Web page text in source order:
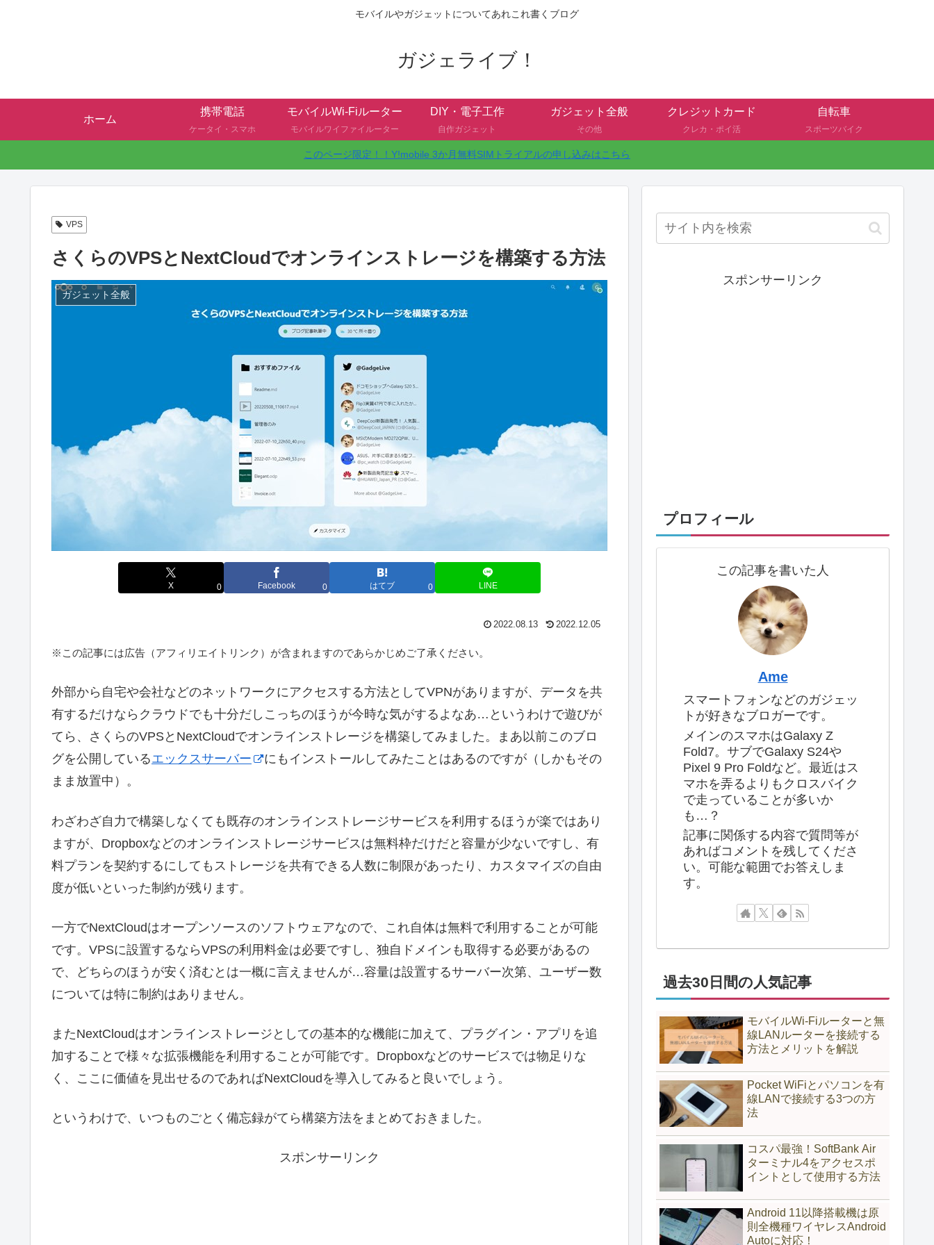
モバイルやガジェットについてあれこれ書くブログ
ガジェライブ！
ホーム
携帯電話
ケータイ・スマホ
モバイルWi-Fiルーター
モバイルワイファイルーター
DIY・電子工作
自作ガジェット
ガジェット全般
その他
クレジットカード
クレカ・ポイ活
自転車
スポーツバイク
このページ限定！！Y!mobile 3か月無料SIMトライアルの申し込みはこちら
VPS
さくらのVPSとNextCloudでオンラインストレージを構築する方法
ガジェット全般
X 0 Facebook 0 はてブ 0 LINE
2022.08.13 2022.12.05
※この記事には広告（アフィリエイトリンク）が含まれますのであらかじめご了承ください。
外部から自宅や会社などのネットワークにアクセスする方法としてVPNがありますが、データを共
有するだけならクラウドでも十分だしこっちのほうが今時な気がするよなあ…というわけで遊びが
てら、さくらのVPSとNextCloudでオンラインストレージを構築してみました。まあ以前このブロ
グを公開しているエックスサーバー
にもインストールしてみたことはあるのですが（しかもその
まま放置中）。
わざわざ自力で構築しなくても既存のオンラインストレージサービスを利用するほうが楽ではあり
ますが、Dropboxなどのオンラインストレージサービスは無料枠だけだと容量が少ないですし、有
料プランを契約するにしてもストレージを共有できる人数に制限があったり、カスタマイズの自由
度が低いといった制約が残ります。
一方でNextCloudはオープンソースのソフトウェアなので、これ自体は無料で利用することが可能
です。VPSに設置するならVPSの利用料金は必要ですし、独自ドメインも取得する必要があるの
で、どちらのほうが安く済むとは一概に言えませんが…容量は設置するサーバー次第、ユーザー数
については特に制約はありません。
またNextCloudはオンラインストレージとしての基本的な機能に加えて、プラグイン・アプリを追
加することで様々な拡張機能を利用することが可能です。Dropboxなどのサービスでは物足りな
く、ここに価値を見出せるのであればNextCloudを導入してみると良いでしょう。
というわけで、いつものごとく備忘録がてら構築方法をまとめておきました。
スポンサーリンク
スポンサーリンク
プロフィール
この記事を書いた人
Ame
スマートフォンなどのガジェッ
トが好きなブロガーです。
メインのスマホはGalaxy Z
Fold7。サブでGalaxy S24や
Pixel 9 Pro Foldなど。最近はス
マホを弄るよりもクロスバイク
で走っていることが多いか
も…？
記事に関係する内容で質問等が
あればコメントを残してくださ
い。可能な範囲でお答えしま
す。
過去30日間の人気記事
モバイルWi-Fiルーターと無
線LANルーターを接続する
方法とメリットを解説
Pocket WiFiとパソコンを有
線LANで接続する3つの方
法
コスパ最強！SoftBank Air
ターミナル4をアクセスポ
イントとして使用する方法
Android 11以降搭載機は原
則全機種ワイヤレスAndroid
Autoに対応！